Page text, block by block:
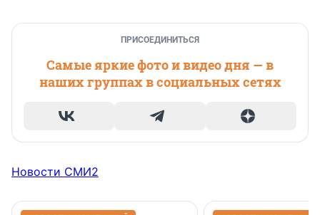
ПРИСОЕДИНИТЬСЯ
Самые яркие фото и видео дня — в
наших группах в социальных сетях
Новости СМИ2